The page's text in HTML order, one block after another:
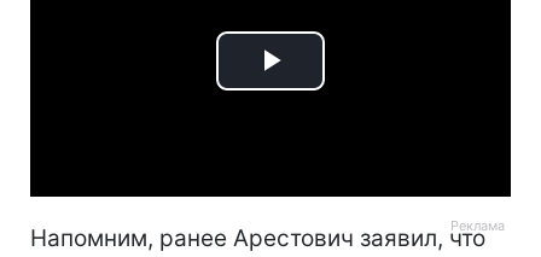
Play
Напомним, ранее Арестович заявил, что